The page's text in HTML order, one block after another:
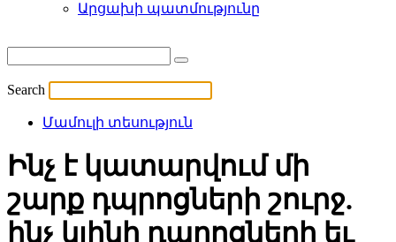
Արցախի պատմությունը
Search
Մամուլի տեսություն
Ինչ է կատարվում մի
շարք դպրոցների շուրջ.
ինչ կլինի դպրոցների եւ